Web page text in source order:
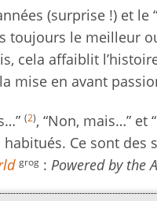
(surprise !) et le
toujours le meilleur
cela affaiblit
mise en avant
(2), “Non, mais…” et
Ce sont des
grog : Powered by the